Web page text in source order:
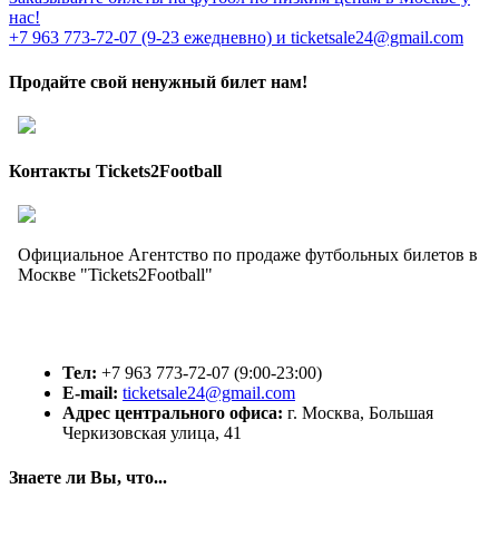
нас!
+7 963 773-72-07 (9-23 ежедневно) и ticketsale24@gmail.com
Продайте свой ненужный билет нам!
Контакты Tickets2Football
Официальное Агентство по продаже футбольных билетов в
Москве "Tickets2Football"
Тел: +7 963 773-72-07 (9:00-23:00)
E-mail: ticketsale24@gmail.com
Адрес центрального офиса: г. Москва, Большая
Черкизовская улица, 41
Знаете ли Вы, что...